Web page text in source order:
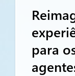
para